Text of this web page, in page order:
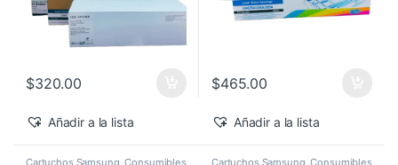
$320.00
Añadir a la lista
$465.00
Añadir a la lista
Cartuchos Samsung ,Consumibles Cartuchos Samsung ,Consumibles